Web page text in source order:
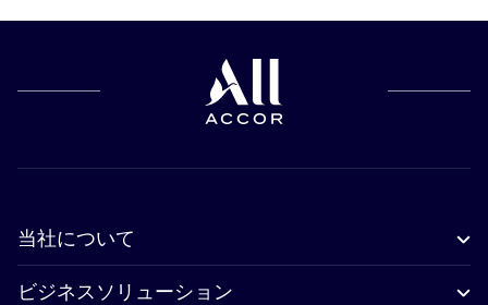
当社について
ビジネスソリューション